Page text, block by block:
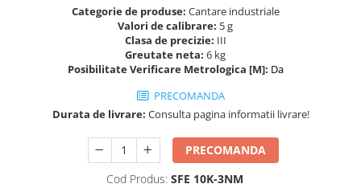
Standuri testare manuala
Standuri testare motorizata
Convertor Analog-Digital
Picioare ajustabile
Piese pentru compresiune
Categorie de produse: Cantare industriale
Valori de calibrare: 5 g
Clasa de precizie: III
Greutate neta: 6 kg
Posibilitate Verificare Metrologica [M]: Da
PRECOMANDA
Durata de livrare: Consulta pagina informatii livrare!
PRECOMANDA
Cod Produs: SFE 10K-3NM